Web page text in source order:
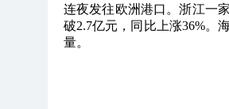
连夜发往欧洲港口。浙江一
破2.7亿元，同比上涨36%。
量。